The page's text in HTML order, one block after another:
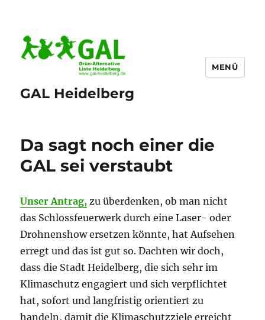
GAL Heidelberg
MENÜ
Da sagt noch einer die
GAL sei verstaubt
Unser Antrag, zu überdenken, ob man nicht
das Schlossfeuerwerk durch eine Laser- oder
Drohnenshow ersetzen könnte, hat Aufsehen
erregt und das ist gut so. Dachten wir doch,
dass die Stadt Heidelberg, die sich sehr im
Klimaschutz engagiert und sich verpflichtet
hat, sofort und langfristig orientiert zu
handeln, damit die Klimaschutzziele erreicht